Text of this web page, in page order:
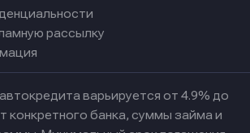
рассылку
варьируется от 4.9% до
конкретного банка, суммы займа и